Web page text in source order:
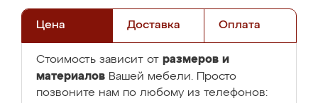
Цена Доставка Оплата
Стоимость зависит от размеров и
материалов Вашей мебели. Просто
позвоните нам по любому из телефонов: